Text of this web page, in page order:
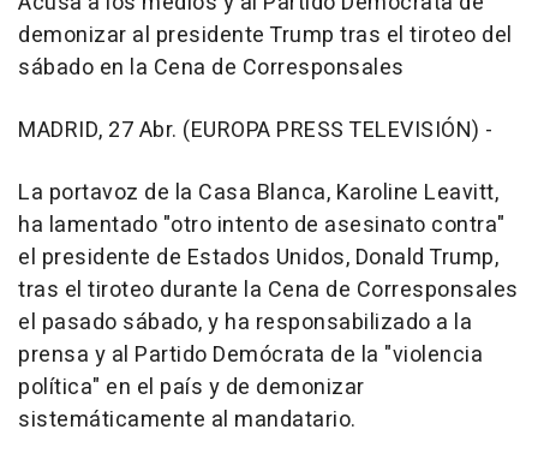
demonizar al presidente Trump tras el tiroteo del
sábado en la Cena de Corresponsales
MADRID, 27 Abr. (EUROPA PRESS TELEVISIÓN) -
La portavoz de la Casa Blanca, Karoline Leavitt,
ha lamentado "otro intento de asesinato contra"
el presidente de Estados Unidos, Donald Trump,
tras el tiroteo durante la Cena de Corresponsales
el pasado sábado, y ha responsabilizado a la
prensa y al Partido Demócrata de la "violencia
política" en el país y de demonizar
sistemáticamente al mandatario.